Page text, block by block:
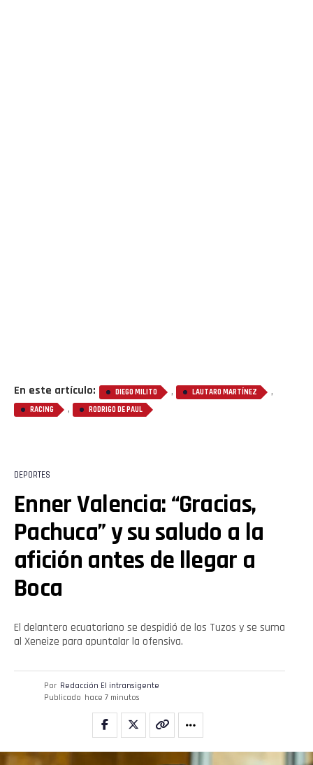
En este artículo: DIEGO MILITO , LAUTARO MARTÍNEZ ,
RACING , RODRIGO DE PAUL
DEPORTES
Enner Valencia: “Gracias,
Pachuca” y su saludo a la
afición antes de llegar a
Boca
El delantero ecuatoriano se despidió de los Tuzos y se suma
al Xeneize para apuntalar la ofensiva.
Por Redacción El intransigente
Publicado hace 7 minutos